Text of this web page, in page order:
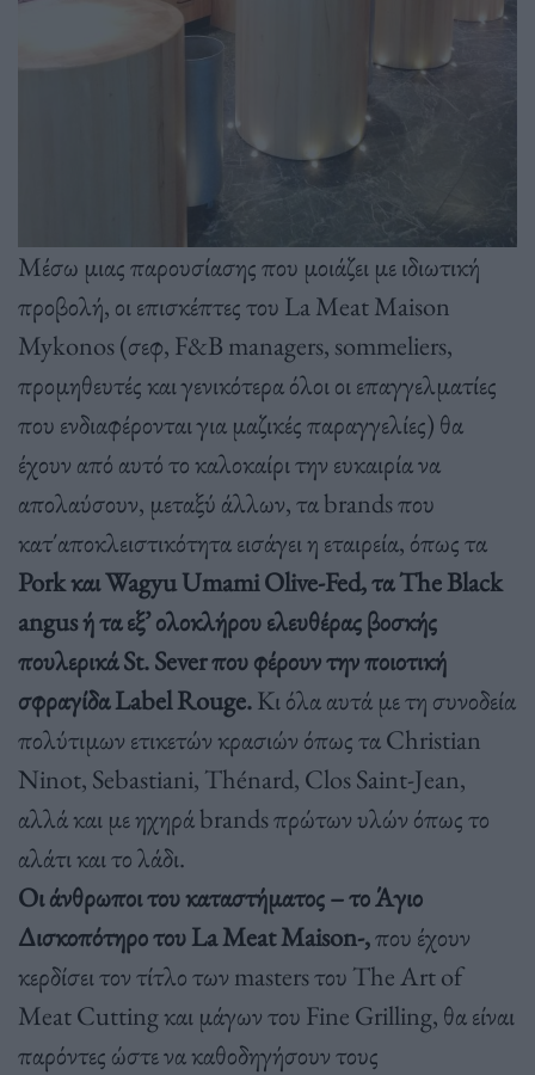
Μέσω μιας παρουσίασης που μοιάζει με ιδιωτική
προβολή, οι επισκέπτες του La Meat Maison
Mykonos (σεφ, F&B managers, sommeliers,
προμηθευτές και γενικότερα όλοι οι επαγγελματίες
που ενδιαφέρονται για μαζικές παραγγελίες) θα
έχουν από αυτό το καλοκαίρι την ευκαιρία να
απολαύσουν, μεταξύ άλλων, τα brands που
κατ΄αποκλειστικότητα εισάγει η εταιρεία, όπως τα
Pork και Wagyu Umami Olive-Fed, τα The Black
angus ή τα εξ’ ολοκλήρου ελευθέρας βοσκής
πουλερικά St. Sever που φέρουν την ποιοτική
σφραγίδα Label Rouge.Κι όλα αυτά με τη συνοδεία
πολύτιμων ετικετών κρασιών όπως τα Christian
Ninot, Sebastiani, Thénard, Clos Saint-Jean,
αλλά και με ηχηρά brands πρώτων υλών όπως το
αλάτι και το λάδι.
Οι άνθρωποι του καταστήματος – το Άγιο
Δισκοπότηρο του La Meat Maison-,που έχουν
κερδίσει τον τίτλο των masters του The Art of
Meat Cutting και μάγων του Fine Grilling, θα είναι
παρόντες ώστε να καθοδηγήσουν τους